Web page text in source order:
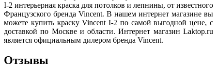
I-2 интерьерная краска для потолков и лепнины, от известного
Французского бренда Vincent. В нашем интернет магазине вы
можете купить краску Vincent I-2 по самой выгодной цене, с
доставкой по Москве и области. Интернет магазин Laktop.ru
является официальным дилером бренда Vincent.
Отзывы